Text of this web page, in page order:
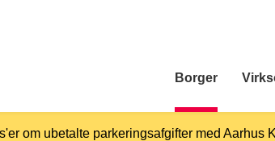
Borger
om ubetalte parkeringsafgifter med